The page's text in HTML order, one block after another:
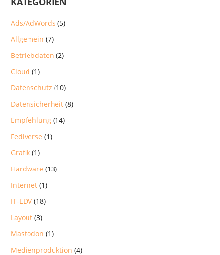
Ads/AdWords (5)
Allgemein (7)
Betriebdaten (2)
Cloud (1)
Datenschutz (10)
Datensicherheit (8)
Empfehlung (14)
Fediverse (1)
Grafik (1)
Hardware (13)
Internet (1)
IT-EDV(18)
Layout (3)
Mastodon (1)
Medienproduktion (4)